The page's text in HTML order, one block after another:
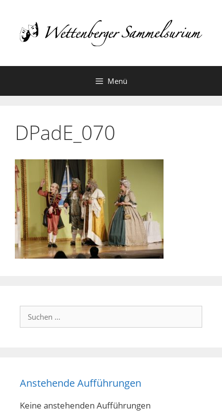
springen
Menü
DPadE_070
Suchen
nach:
Anstehende Aufführungen
Keine anstehenden Aufführungen